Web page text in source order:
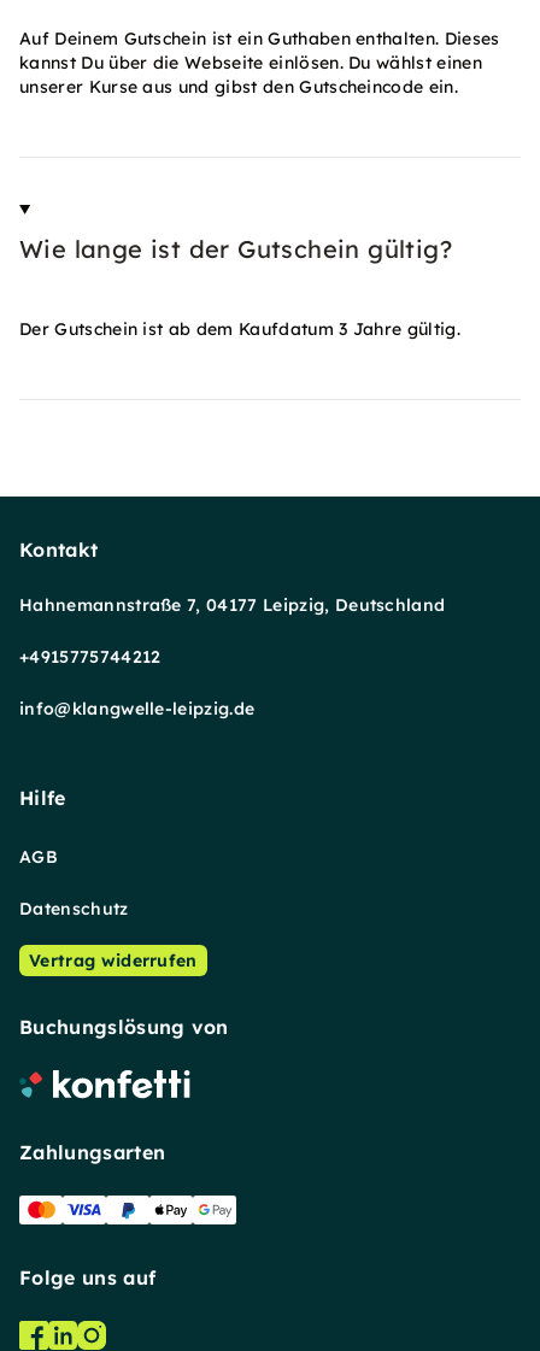
Auf Deinem Gutschein ist ein Guthaben enthalten. Dieses
kannst Du über die Webseite einlösen. Du wählst einen
unserer Kurse aus und gibst den Gutscheincode ein.
Wie lange ist der Gutschein gültig?
Der Gutschein ist ab dem Kaufdatum 3 Jahre gültig.
Kontakt
Hahnemannstraße 7, 04177 Leipzig, Deutschland
+4915775744212
info@klangwelle-leipzig.de
Hilfe
AGB
Datenschutz
Vertrag widerrufen
Buchungslösung von
Zahlungsarten
Folge uns auf